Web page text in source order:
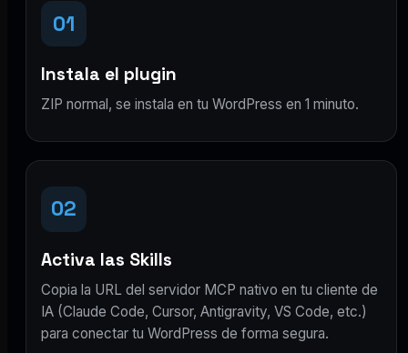
01
Instala el plugin
ZIP normal, se instala en tu WordPress en 1 minuto.
02
Activa las Skills
Copia la URL del servidor MCP nativo en tu cliente de
IA (Claude Code, Cursor, Antigravity, VS Code, etc.)
para conectar tu WordPress de forma segura.